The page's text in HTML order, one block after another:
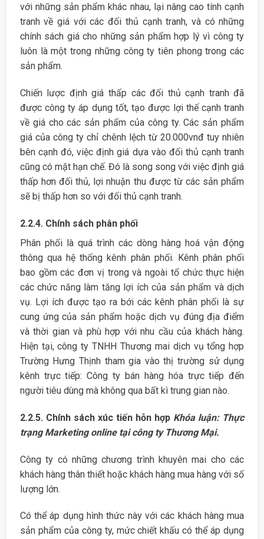
với những sản phẩm khác nhau, lại nâng cao tính cạnh
tranh về giá với các đối thủ cạnh tranh, và có những
chính sách giá cho những sản phẩm hợp lý vì công ty
luôn là một trong những công ty tiên phong trong các
sản phẩm.
Chiến lược định giá thấp các đối thủ cạnh tranh đã
được công ty áp dụng tốt, tạo được lợi thế cạnh tranh
về giá cho các sản phẩm của công ty. Các sản phẩm
giá của công ty chỉ chênh lệch từ 20.000vnđ tuy nhiên
bên cạnh đó, việc định giá dựa vào đối thủ cạnh tranh
cũng có mặt hạn chế. Đó là song song với việc định giá
thấp hơn đối thủ, lợi nhuận thu được từ các sản phẩm
sẽ bị thấp hơn so với đối thủ cạnh tranh.
2.2.4. Chính sách phân phối
Phân phối là quá trình các dòng hàng hoá vận động
thông qua hệ thống kênh phân phối. Kênh phân phối
bao gồm các đơn vị trong và ngoài tổ chức thực hiện
các chức năng làm tăng lợi ích của sản phẩm và dịch
vụ. Lợi ích được tạo ra bới các kênh phân phối là sự
cung ứng của sản phẩm hoặc dịch vụ đúng địa điểm
và thời gian và phù hợp với nhu cầu của khách hàng.
Hiện tại, công ty TNHH Thương mai dịch vụ tổng hợp
Trường Hưng Thịnh tham gia vào thị trường sử dụng
kênh trực tiếp: Công ty bán hàng hóa trực tiếp đến
người tiêu dùng mà không qua bất kì trung gian nào.
2.2.5. Chính sách xúc tiến hỗn hợp Khóa luận: Thực
trạng Marketing online tại công ty Thương Mại.
Công ty có những chương trình khuyên mai cho các
khách hàng thân thiết hoặc khách hàng mua hàng với số
lượng lớn.
Có thể áp dụng hình thức này với các khách hàng mua
sản phẩm của công ty, mức chiết khấu có thể áp dụng